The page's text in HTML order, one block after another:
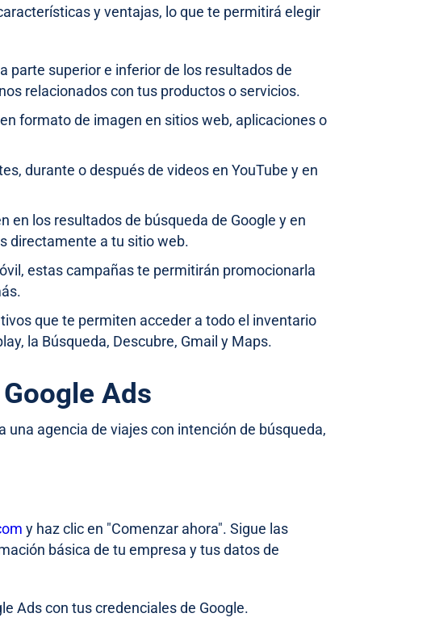
y ventajas, lo que te permitirá elegir
parte superior e inferior de los resultados de
relacionados con tus productos o servicios.
formato de imagen en sitios web, aplicaciones o
durante o después de videos en YouTube y en
en los resultados de búsqueda de Google y en
directamente a tu sitio web.
estas campañas te permitirán promocionarla
que te permiten acceder a todo el inventario
la Búsqueda, Descubre, Gmail y Maps.
Ads
agencia de viajes con intención de búsqueda,
y haz clic en "Comenzar ahora". Sigue las
básica de tu empresa y tus datos de
Ads con tus credenciales de Google.